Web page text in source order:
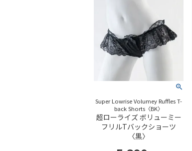
Super Lowrise Volumey Ruffles T-
back Shorts〈BK〉
超ローライズ ボリューミー
フリルTバックショーツ
〈黒〉